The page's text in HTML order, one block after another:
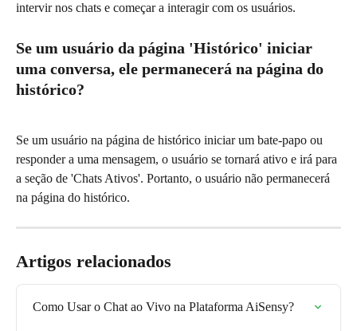
intervir nos chats e começar a interagir com os usuários.
Se um usuário da página 'Histórico' iniciar
uma conversa, ele permanecerá na página do
histórico?
Se um usuário na página de histórico iniciar um bate-papo ou
responder a uma mensagem, o usuário se tornará ativo e irá para
a seção de 'Chats Ativos'. Portanto, o usuário não permanecerá
na página do histórico.
Artigos relacionados
Como Usar o Chat ao Vivo na Plataforma AiSensy?